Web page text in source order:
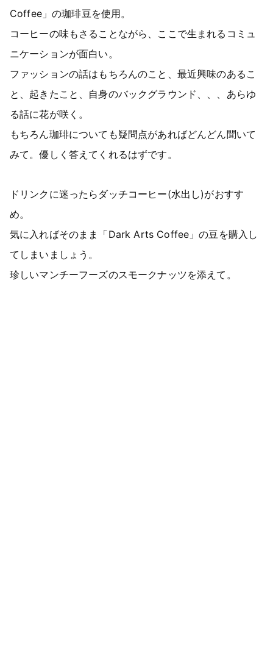
Coffee」の珈琲豆を使用。
コーヒーの味もさることながら、ここで生まれるコミュ
ニケーションが面白い。
ファッションの話はもちろんのこと、最近興味のあるこ
と、起きたこと、自身のバックグラウンド、、、あらゆ
る話に花が咲く。
もちろん珈琲についても疑問点があればどんどん聞いて
みて。優しく答えてくれるはずです。
ドリンクに迷ったらダッチコーヒー(水出し)がおすす
め。
気に入ればそのまま「Dark Arts Coffee」の豆を購入し
てしまいましょう。
珍しいマンチーフーズのスモークナッツを添えて。